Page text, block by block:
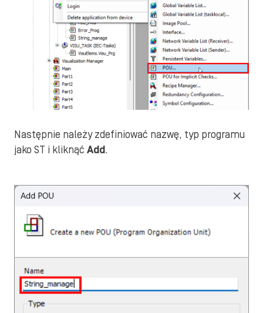
Następnie należy zdefiniować nazwę, typ programu
jako ST i kliknąć Add.